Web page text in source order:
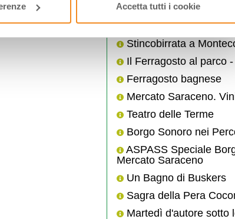
Accetta tutti i cookie
piazza Ricasoli.
Passeggiata G'
Acquapartita
Stincobirrata a
Il Ferragosto al parco
Ferragosto bagnese
Mercato Saraceno.
Teatro delle Terme
Borgo Sonoro nei
ASPASS Speciale
Mercato Saraceno
Un Bagno di Buskers
Sagra della Pera
Martedì d'autore sotto